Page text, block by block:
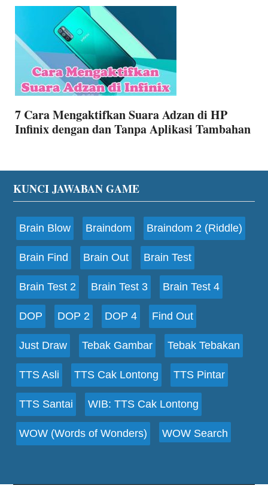
7 Cara Mengaktifkan Suara Adzan di HP
Infinix dengan dan Tanpa Aplikasi Tambahan
Footer
KUNCI JAWABAN GAME
Brain Blow Braindom Braindom 2 (Riddle)
Brain Find Brain Out Brain Test
Brain Test 2 Brain Test 3 Brain Test 4
DOP DOP 2 DOP 4 Find Out
Just Draw Tebak Gambar Tebak Tebakan
TTS Asli TTS Cak Lontong TTS Pintar
TTS Santai WIB: TTS Cak Lontong
WOW (Words of Wonders) WOW Search